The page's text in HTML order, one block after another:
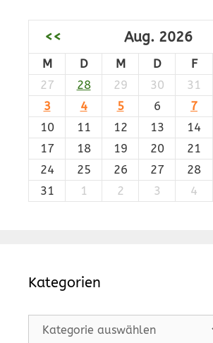
<< Aug. 2026
M D M D F
27
28 29 30 31
3
4 5 6 7
10
11 12 13 14
17
18 19 20 21
24
25 26 27 28
31
1 2 3 4
Kategorien
Kategorien